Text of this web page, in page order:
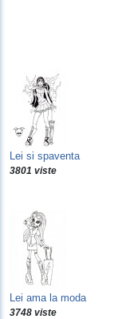
Lei si spaventa
3801 viste
Lei ama la moda
3748 viste